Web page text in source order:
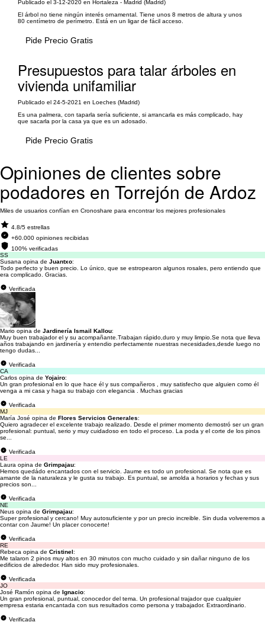
Publicado el 3-12-2020 en Hortaleza - Madrid (Madrid)
El árbol no tiene ningún interés ornamental. Tiene unos 8 metros de altura y unos
80 centímetro de perímetro. Está en un ligar de fácil acceso.
Pide Precio Gratis
Presupuestos para talar árboles en
vivienda unifamiliar
Publicado el 24-5-2021 en Loeches (Madrid)
Es una palmera, con taparla sería suficiente, si arrancarla es más complicado, hay
que sacarla por la casa ya que es un adosado.
Pide Precio Gratis
Opiniones de clientes sobre
podadores en Torrejón de Ardoz
Miles de usuarios confían en Cronoshare para encontrar los mejores profesionales
4.8/5 estrellas
+60.000 opiniones recibidas
100% verificadas
SS
Susana opina de Juantxo:
Todo perfecto y buen precio. Lo único, que se estropearon algunos rosales, pero entiendo que
era complicado. Gracias.
Verificada
Mario opina de Jardinería Ismail Kallou:
Muy buen trabajador el y su acompañante.Trabajan rápido,duro y muy limpio.Se nota que lleva
años trabajando en jardinería y entendio perfectamente nuestras necesidades,desde luego no
tengo dudas...
Verificada
CA
Carlos opina de Yojairo:
Un gran profesional en lo que hace él y sus compañeros , muy satisfecho que alguien como él
venga a mi casa y haga su trabajo con elegancia . Muchas gracias
Verificada
MJ
María José opina de Flores Servicios Generales:
Quiero agradecer el excelente trabajo realizado. Desde el primer momento demostró ser un gran
profesional: puntual, serio y muy cuidadoso en todo el proceso. La poda y el corte de los pinos
se...
Verificada
LE
Laura opina de Grimpajau:
Hemos quedádo encantados con el servicio. Jaume es todo un profesional. Se nota que es
amante de la naturaleza y le gusta su trabajo. Es puntual, se amolda a horarios y fechas y sus
precios son...
Verificada
NE
Neus opina de Grimpajau:
Super profesional y cercano! Muy autosuficiente y por un precio increible. Sin duda volveremos a
contar con Jaume! Un placer conocerte!
Verificada
RE
Rebeca opina de Cristinel:
Me talaron 2 pinos muy altos en 30 minutos con mucho cuidado y sin dañar ninguno de los
edificios de alrededor. Han sido muy profesionales.
Verificada
JO
José Ramón opina de Ignacio:
Un gran profesional, puntual, conocedor del tema. Un profesional trajador que cualquier
empresa estaria encantada con sus resultados como persona y trabajador. Extraordinario.
Verificada